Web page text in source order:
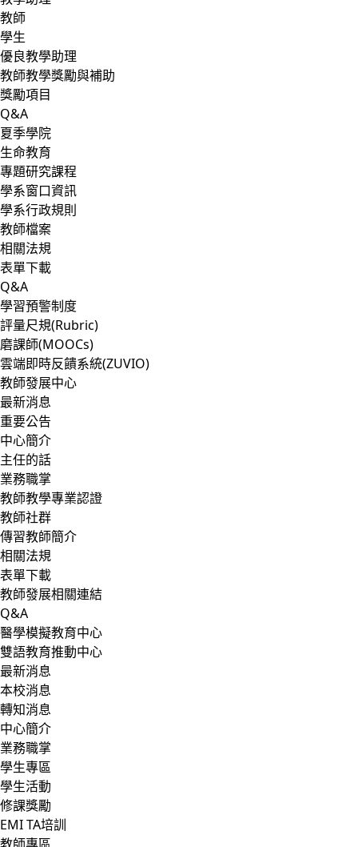
教師
學生
優良教學助理
教師教學獎勵與補助
獎勵項目
Q&A
夏季學院
生命教育
專題研究課程
學系窗口資訊
學系行政規則
教師檔案
相關法規
表單下載
Q&A
學習預警制度
評量尺規(Rubric)
磨課師(MOOCs)
雲端即時反饋系統(ZUVIO)
教師發展中心
最新消息
重要公告
中心簡介
主任的話
業務職掌
教師教學專業認證
教師社群
傳習教師簡介
相關法規
表單下載
教師發展相關連結
Q&A
醫學模擬教育中心
雙語教育推動中心
最新消息
本校消息
轉知消息
中心簡介
業務職掌
學生專區
學生活動
修課獎勵
EMI TA培訓